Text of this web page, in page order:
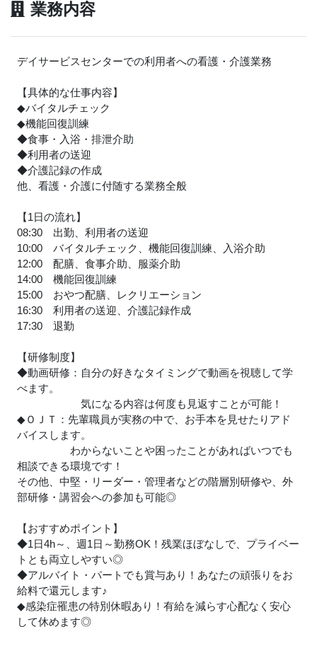
業務内容
デイサービスセンターでの利用者への看護・介護業務
【具体的な仕事内容】
◆バイタルチェック
◆機能回復訓練
◆食事・入浴・排泄介助
◆利用者の送迎
◆介護記録の作成
他、看護・介護に付随する業務全般
【1日の流れ】
08:30 出勤、利用者の送迎
10:00 バイタルチェック、機能回復訓練、入浴介助
12:00 配膳、食事介助、服薬介助
14:00 機能回復訓練
15:00 おやつ配膳、レクリエーション
16:30 利用者の送迎、介護記録作成
17:30 退勤
【研修制度】
◆動画研修：自分の好きなタイミングで動画を視聴して学
べます。
気になる内容は何度も見返すことが可能！
◆ＯＪＴ：先輩職員が実務の中で、お手本を見せたりアド
バイスします。
わからないことや困ったことがあればいつでも
相談できる環境です！
その他、中堅・リーダー・管理者などの階層別研修や、外
部研修・講習会への参加も可能◎
【おすすめポイント】
◆1日4h～、週1日～勤務OK！残業ほぼなしで、プライベー
トとも両立しやすい◎
◆アルバイト・パートでも賞与あり！あなたの頑張りをお
給料で還元します♪
◆感染症罹患の特別休暇あり！有給を減らす心配なく安心
して休めます◎